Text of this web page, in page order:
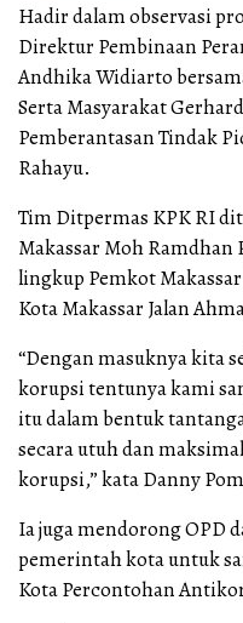
Hadir dalam observasi
Direktur Pembinaan
Andhika Widiarto
Serta Masyarakat
Pemberantasan Tindak
Rahayu.
Tim Ditpermas KPK RI
Makassar Moh Ramdhan
lingkup Pemkot
Kota Makassar Jalan
“Dengan masuknya kita
korupsi tentunya kami
itu dalam bentuk
secara utuh dan
korupsi,” kata Danny
Ia juga mendorong OPD
pemerintah kota untuk
Kota Percontohan